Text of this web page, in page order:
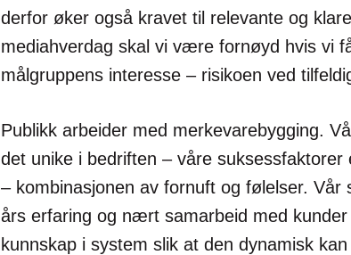
derfor øker også kravet til relevante og
mediahverdag skal vi være fornøyd hvis vi
målgruppens interesse – risikoen ved
Publikk arbeider med merkevarebygging.
det unike i bedriften – våre
– kombinasjonen av fornuft og følelser.
års erfaring og nært samarbeid med
kunnskap i system slik at den dynamisk